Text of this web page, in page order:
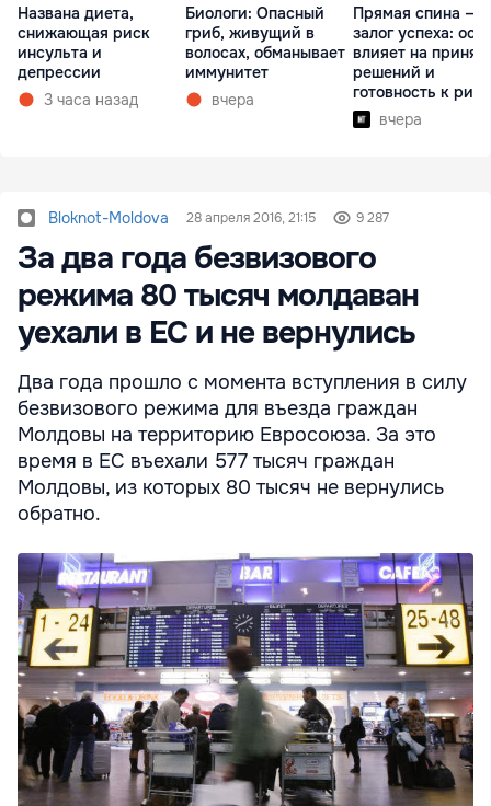
Названа диета,
снижающая риск
инсульта и
депрессии
3 часа назад
Биологи: Опасный
гриб, живущий в
волосах, обманывает
иммунитет
вчера
Прямая спина —
залог успеха:
влияет на
решений и
готовность к
вчера
Bloknot-Moldova 28 апреля 2016, 21:15 9 287
За два года безвизового
режима 80 тысяч молдаван
уехали в ЕС и не вернулись
Два года прошло с момента вступления в силу
безвизового режима для въезда граждан
Молдовы на территорию Евросоюза. За это
время в ЕС въехали 577 тысяч граждан
Молдовы, из которых 80 тысяч не вернулись
обратно.